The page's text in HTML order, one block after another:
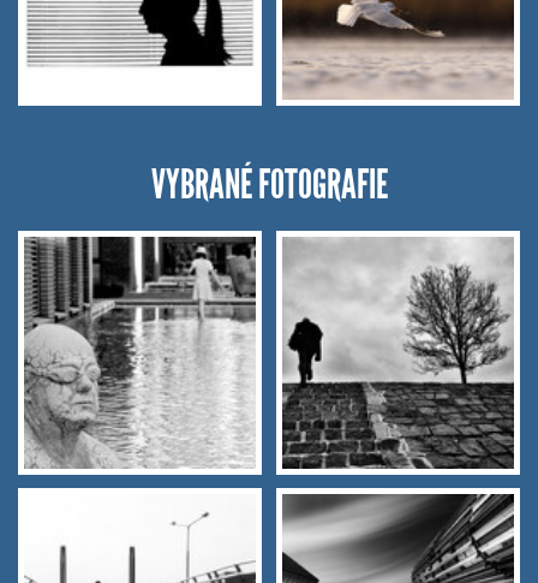
VYBRANÉ FOTOGRAFIE